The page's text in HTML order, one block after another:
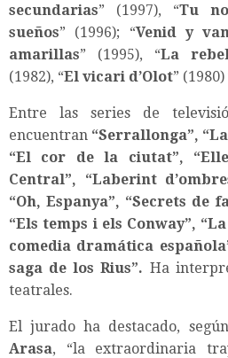
secundarias” (1997), “Tu
sueños” (1996); “Venid y
amarillas” (1995), “La
(1982), “El vicari d’Olot” (1980)
Entre las series de
encuentran “Serrallonga”,
“El cor de la ciutat”,
Central”, “Laberint
“Oh, Espanya”, “Secrets de
“Els temps i els Conway”,
comedia dramática
saga de los Rius”. Ha
teatrales.
El jurado ha destacado,
Arasa, “la extraordinaria